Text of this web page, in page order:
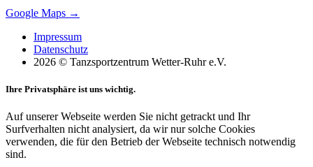
Google Maps →
Impressum
Datenschutz
2026 © Tanzsportzentrum Wetter-Ruhr e.V.
Ihre Privatsphäre ist uns wichtig.
Auf unserer Webseite werden Sie nicht getrackt und Ihr
Surfverhalten nicht analysiert, da wir nur solche Cookies
verwenden, die für den Betrieb der Webseite technisch notwendig
sind.